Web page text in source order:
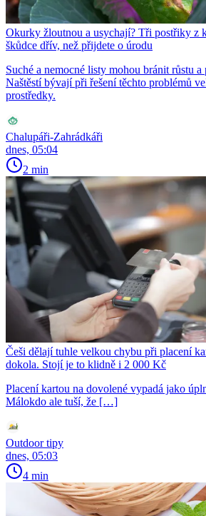
Okurky žloutnou a usychají? Tři postřiky z
škůdce dřív, než přijdete o úrodu
Suché a nemocné listy mohou bránit růstu
Naštěstí bývají při řešení těchto problémů
prostředky.
Chalupáři-Zahrádkáři
dnes, 05:04
2 min
Češi dělají tuhle velkou chybu při placení
dokola. Stojí je to klidně i 2 000 Kč
Placení kartou na dovolené vypadá jako
Málokdo ale tuší, že […]
Outdoor tipy
dnes, 05:03
4 min